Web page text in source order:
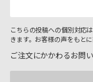
こちらの投稿への個別対応
きます。お客様の声をもと
ご注文にかかわるお問